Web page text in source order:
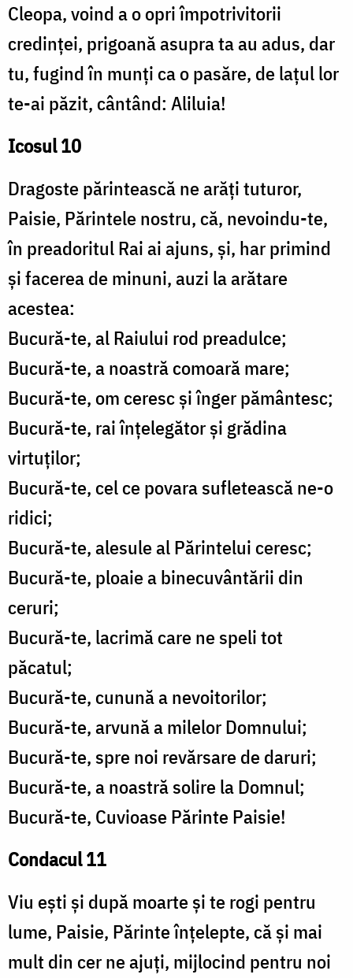
Cleopa, voind a o opri împotrivitorii
credinței, prigoană asupra ta au adus, dar
tu, fugind în munți ca o pasăre, de lațul lor
te-ai păzit, cântând: Aliluia!
Icosul 10
Dragoste părintească ne arăți tuturor,
Paisie, Părintele nostru, că, nevoindu-te,
în preadoritul Rai ai ajuns, și, har primind
și facerea de minuni, auzi la arătare
acestea:
Bucură-te, al Raiului rod preadulce;
Bucură-te, a noastră comoară mare;
Bucură-te, om ceresc și înger pământesc;
Bucură-te, rai înțelegător și grădina
virtuților;
Bucură-te, cel ce povara sufletească ne-o
ridici;
Bucură-te, alesule al Părintelui ceresc;
Bucură-te, ploaie a binecuvântării din
ceruri;
Bucură-te, lacrimă care ne speli tot
păcatul;
Bucură-te, cunună a nevoitorilor;
Bucură-te, arvună a milelor Domnului;
Bucură-te, spre noi revărsare de daruri;
Bucură-te, a noastră solire la Domnul;
Bucură-te, Cuvioase Părinte Paisie!
Condacul 11
Viu ești și după moarte și te rogi pentru
lume, Paisie, Părinte înțelepte, că și mai
mult din cer ne ajuți, mijlocind pentru noi